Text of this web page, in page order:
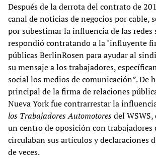
Después de la derrota del contrato de
canal de noticias de negocios por cable,
por subestimar la influencia de las redes
respondió contratando a la "influyente
públicas BerlinRosen para ayudar al
su mensaje a los trabajadores,
social los medios de comunicación”. De
principal de la firma de relaciones
Nueva York fue contrarrestar la
los Trabajadores Automotoresdel
un centro de oposición con trabajadores
circulaban sus artículos y declaraciones
de veces.